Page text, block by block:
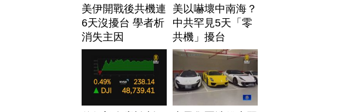
美伊開戰後共機連
6天沒擾台 學者析
消失主因
美以嚇壞中南海？
中共罕見5天「零
共機」擾台